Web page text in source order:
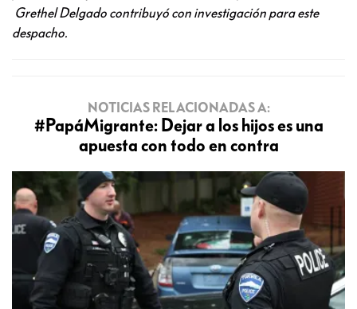
Grethel Delgado contribuyó con investigación para este
despacho.
NOTICIAS RELACIONADAS A:
#PapáMigrante: Dejar a los hijos es una
apuesta con todo en contra